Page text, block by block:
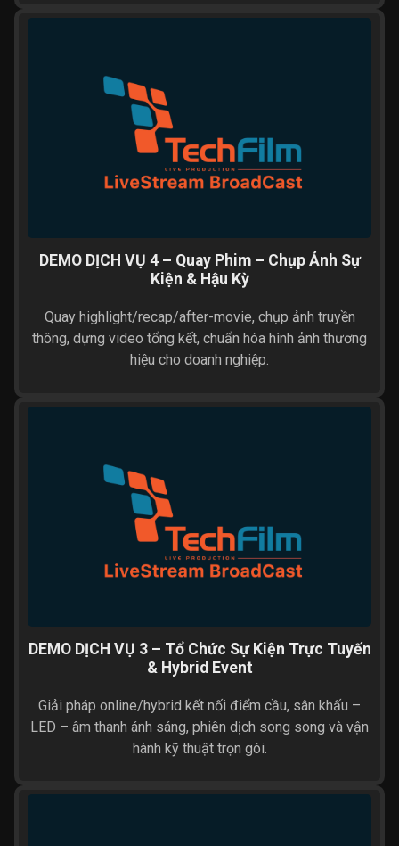
DEMO DỊCH VỤ 4 – Quay Phim – Chụp Ảnh Sự
Kiện & Hậu Kỳ
Quay highlight/recap/after-movie, chụp ảnh truyền
thông, dựng video tổng kết, chuẩn hóa hình ảnh thương
hiệu cho doanh nghiệp.
DEMO DỊCH VỤ 3 – Tổ Chức Sự Kiện Trực Tuyến
& Hybrid Event
Giải pháp online/hybrid kết nối điểm cầu, sân khấu –
LED – âm thanh ánh sáng, phiên dịch song song và vận
hành kỹ thuật trọn gói.